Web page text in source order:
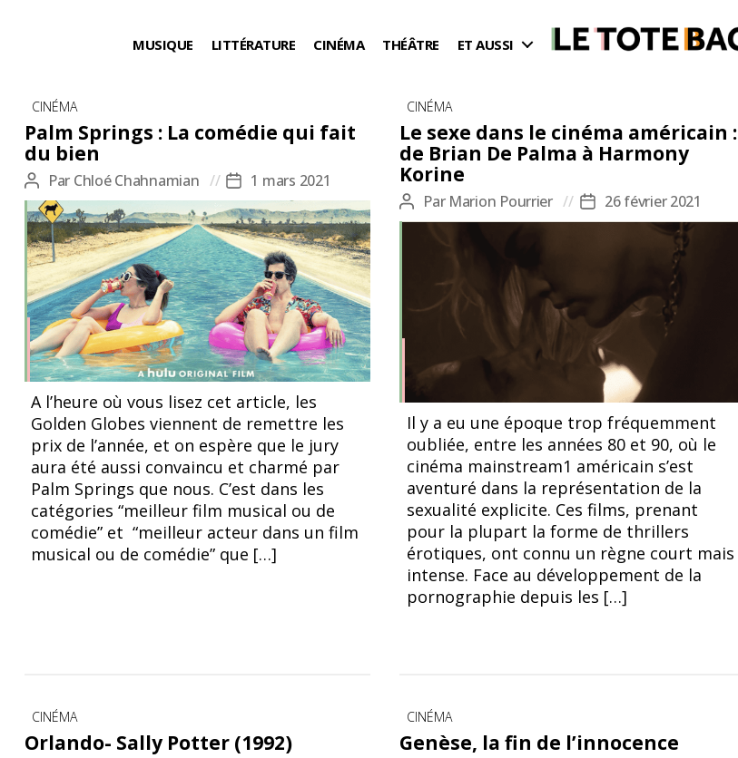
MUSIQUE LITTÉRATURE CINÉMA THÉÂTRE ET AUSSI
Catégories
CINÉMA
Palm Springs : La comédie qui fait
du bien
Auteur
de
l’article
Par Chloé Chahnamian
Date
de
l’article
1 mars 2021
Affiche de ©Palm Springs, Max Barbakow
A l’heure où vous lisez cet article, les
Golden Globes viennent de remettre les
prix de l’année, et on espère que le jury
aura été aussi convaincu et charmé par
Palm Springs que nous. C’est dans les
catégories “meilleur film musical ou de
comédie” et “meilleur acteur dans un film
musical ou de comédie” que […]
Catégories
CINÉMA
Le sexe dans le cinéma américain :
de Brian De Palma à Harmony
Korine
Auteur
de
l’article
Par Marion Pourrier
Date
de
26 février 2021
Sharon Stone et Michael Douglas dans ©Basic instinct
de Paul Verhoeven
Il y a eu une époque trop fréquemment
oubliée, entre les années 80 et 90, où le
cinéma mainstream1 américain s’est
aventuré dans la représentation de la
sexualité explicite. Ces films, prenant
pour la plupart la forme de thrillers
érotiques, ont connu un règne court mais
intense. Face au développement de la
pornographie depuis les […]
Catégories
CINÉMA
Orlando- Sally Potter (1992)
Catégories
CINÉMA
Genèse, la fin de l’innocence